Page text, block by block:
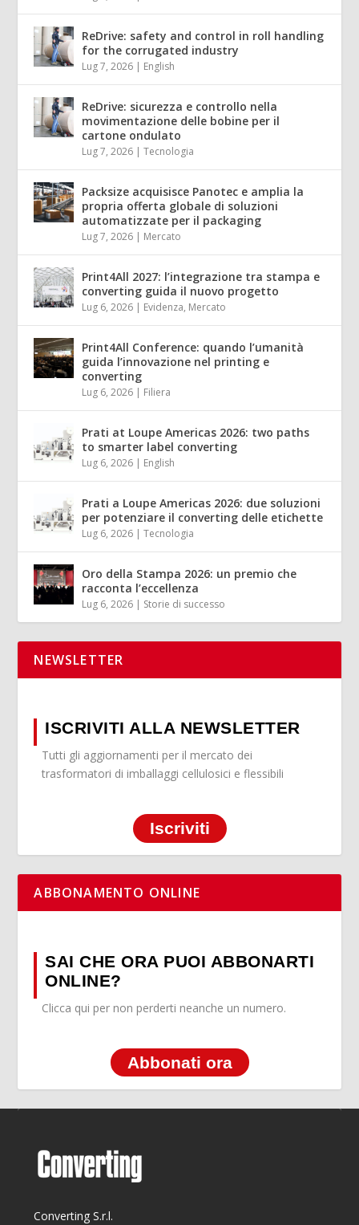
ReDrive: safety and control in roll handling
for the corrugated industry
Lug 7, 2026 | English
ReDrive: sicurezza e controllo nella
movimentazione delle bobine per il
cartone ondulato
Lug 7, 2026 |Tecnologia
Packsize acquisisce Panotec e amplia la
propria offerta globale di soluzioni
automatizzate per il packaging
Lug 7, 2026 | Mercato
Print4All 2027: l’integrazione tra stampa e
converting guida il nuovo progetto
Lug 6, 2026 | Evidenza, Mercato
Print4All Conference: quando l’umanità
guida l’innovazione nel printing e
converting
Lug 6, 2026 | Filiera
Prati at Loupe Americas 2026: two paths
to smarter label converting
Lug 6, 2026 | English
Prati a Loupe Americas 2026: due soluzioni
per potenziare il converting delle etichette
Lug 6, 2026 |Tecnologia
Oro della Stampa 2026: un premio che
racconta l’eccellenza
Lug 6, 2026 | Storie di successo
NEWSLETTER
ISCRIVITI ALLA NEWSLETTER
Tutti gli aggiornamenti per il mercato dei
trasformatori di imballaggi cellulosici e flessibili
Iscriviti
ABBONAMENTO ONLINE
SAI CHE ORA PUOI ABBONARTI
ONLINE?
Clicca qui per non perderti neanche un numero.
Abbonati ora
Converting S.r.l.